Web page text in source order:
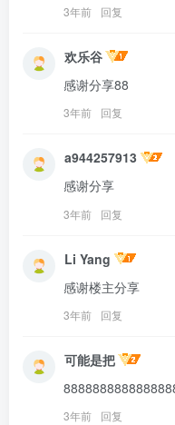
3年前 回复
欢乐谷
感谢分享88
3年前 回复
a944257913
感谢分享
3年前 回复
Li Yang
感谢楼主分享
3年前 回复
可能是把
3年前 回复